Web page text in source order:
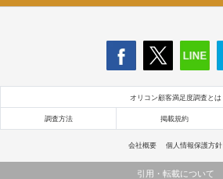
オリコン顧客満足度調査とは
調査方法 掲載規約
会社概要 個人情報保護方針
引用・転載について